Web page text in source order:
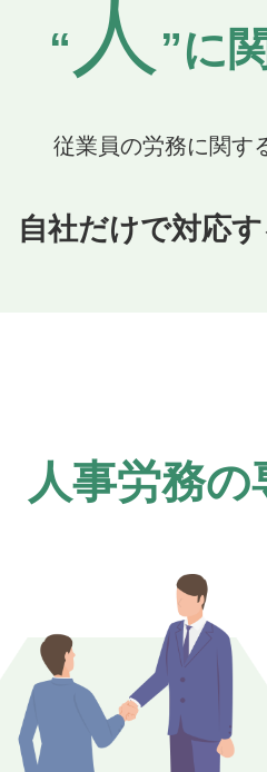
“ 人 ”に
従業員の労務に関す
自社だけで対応
人事労務の